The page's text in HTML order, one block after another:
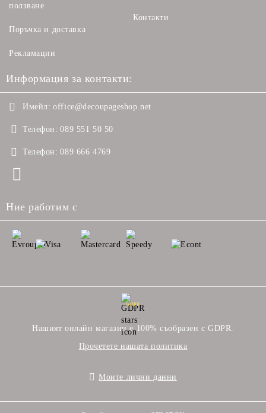
ползване
Поръчка и доставка
Рекламации
Контакти
Информация за контакти:
Имейл: office@decoupageshop.net
Телефон: 089 551 50 50
Телефон: 089 666 4769
Ние работим с
GDPR
Нашият онлайн магазин е 100% съобразен с GDPR.
Прочетете нашата политика
Моите лични данни